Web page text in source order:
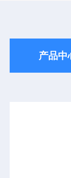
产品中